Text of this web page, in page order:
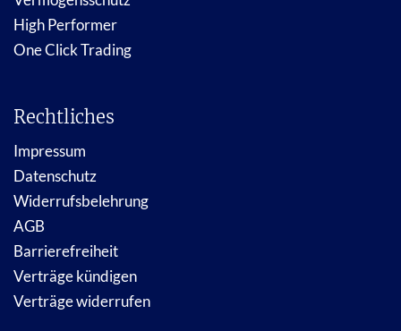
High Performer
One Click Trading
Rechtliches
Impressum
Datenschutz
Widerrufsbelehrung
AGB
Barrierefreiheit
Verträge kündigen
Verträge widerrufen